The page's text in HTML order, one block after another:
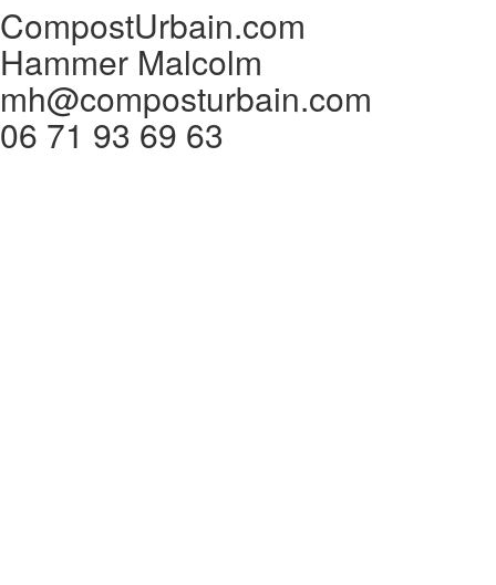
CompostUrbain.com
Hammer Malcolm
mh@composturbain.com
06 71 93 69 63